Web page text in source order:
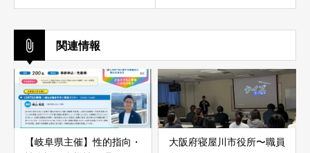
関連情報
【岐阜県主催】性的指向・
大阪府寝屋川市役所〜職員